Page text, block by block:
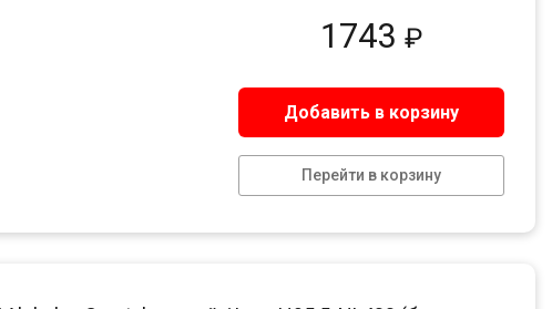
1743 ₽
Добавить в корзину
Перейти в корзину